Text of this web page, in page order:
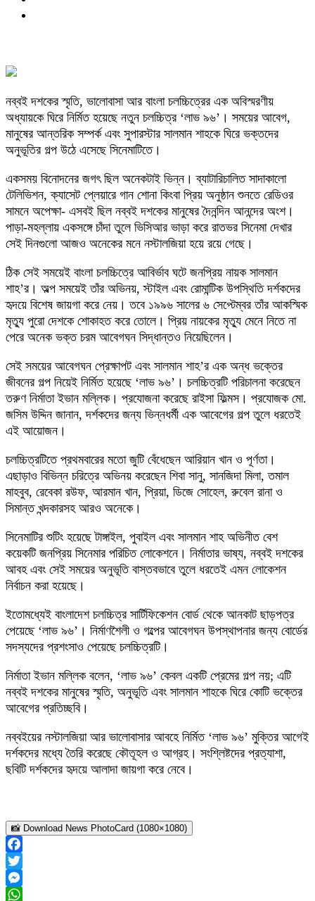
নব্বই দশকের স্মৃতি, ভালোবাসা আর বাংলা চলচ্চিত্রের এক অবিস্মরণীয়
অধ্যায়কে ঘিরে নির্মিত হয়েছে নতুন চলচ্চিত্র ‘লাভ ৯৬’। সময়ের আবেগ,
মানুষের আন্তরিক সম্পর্ক এবং সুপারস্টার সালমান শাহকে ঘিরে ভক্তদের
অনুভূতির গল্প উঠে এসেছে সিনেমাটিতে।
একসময় বিনোদনের জগৎ ছিল অনেকটাই ভিন্ন। ব্যাটারিচালিত সাদাকালো
টেলিভিশন, ক্যাসেট প্লেয়ারে গান শোনা কিংবা প্রিয় অনুষ্ঠান শুনতে রেডিওর
সামনে অপেক্ষা- এসবই ছিল নব্বই দশকের মানুষের দৈনন্দিন আনন্দের অংশ।
পাড়া-মহল্লায় একসঙ্গে চাঁদা তুলে ভিসিআর ভাড়া করে রাতভর সিনেমা দেখার
সেই দিনগুলো আজও অনেকের মনে নস্টালজিয়া হয়ে রয়ে গেছে।
ঠিক সেই সময়েই বাংলা চলচ্চিত্রে আবির্ভাব ঘটে জনপ্রিয় নায়ক সালমান
শাহ’র। অল্প সময়েই তাঁর অভিনয়, স্টাইল এবং রোমান্টিক উপস্থিতি দর্শকদের
হৃদয়ে বিশেষ জায়গা করে নেয়। তবে ১৯৯৬ সালের ৬ সেপ্টেম্বর তাঁর আকস্মিক
মৃত্যু পুরো দেশকে শোকাহত করে তোলে। প্রিয় নায়কের মৃত্যু মেনে নিতে না
পেরে অনেক ভক্ত চরম আবেগঘন সিদ্ধান্তও নিয়েছিলেন।
সেই সময়ের আবেগঘন প্রেক্ষাপট এবং সালমান শাহ’র এক অন্ধ ভক্তের
জীবনের গল্প নিয়েই নির্মিত হয়েছে ‘লাভ ৯৬’। চলচ্চিত্রটি পরিচালনা করেছেন
তরুণ নির্মাতা ইভান মল্লিক। প্রযোজনা করেছে রাইসা ফিল্মস। প্রযোজক মো.
জসিম উদ্দিন জানান, দর্শকদের জন্য ভিন্নধর্মী এক আবেগের গল্প তুলে ধরতেই
এই আয়োজন।
চলচ্চিত্রটিতে প্রথমবারের মতো জুটি বেঁধেছেন আরিয়ান খান ও পূর্ণতা।
এছাড়াও বিভিন্ন চরিত্রে অভিনয় করেছেন শিবা সানু, সানজিদা মিলা, তমাল
মাহবুব, রেবেকা রউফ, আরমান খান, প্রিয়া, ডিজে সোহেল, রুবেল রানা ও
সিমান্ত খন্দকারসহ আরও অনেকে।
সিনেমাটির শুটিং হয়েছে টাঙ্গাইল, পুবাইল এবং সালমান শাহ অভিনীত বেশ
কয়েকটি জনপ্রিয় সিনেমার পরিচিত লোকেশনে। নির্মাতার ভাষ্য, নব্বই দশকের
আবহ এবং সেই সময়ের অনুভূতি বাস্তবভাবে তুলে ধরতেই এমন লোকেশন
নির্বাচন করা হয়েছে।
ইতোমধ্যেই বাংলাদেশ চলচ্চিত্র সার্টিফিকেশন বোর্ড থেকে আনকাট ছাড়পত্র
পেয়েছে ‘লাভ ৯৬’। নির্মাণশৈলী ও গল্পের আবেগঘন উপস্থাপনার জন্য বোর্ডের
সদস্যদের প্রশংসাও পেয়েছে চলচ্চিত্রটি।
নির্মাতা ইভান মল্লিক বলেন, ‘লাভ ৯৬’ কেবল একটি প্রেমের গল্প নয়; এটি
নব্বই দশকের মানুষের স্মৃতি, অনুভূতি এবং সালমান শাহকে ঘিরে কোটি ভক্তের
আবেগের প্রতিচ্ছবি।
নব্বইয়ের নস্টালজিয়া আর ভালোবাসার আবহে নির্মিত ‘লাভ ৯৬’ মুক্তির আগেই
দর্শকদের মধ্যে তৈরি করেছে কৌতূহল ও আগ্রহ। সংশ্লিষ্টদের প্রত্যাশা,
ছবিটি দর্শকদের হৃদয়ে আলাদা জায়গা করে নেবে।
📸 Download News PhotoCard (1080×1080)
Facebook
Twitter
Messenger